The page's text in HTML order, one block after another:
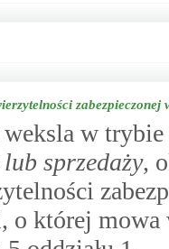
zabezpieczonej
weksla w
sprzedaży,
o której